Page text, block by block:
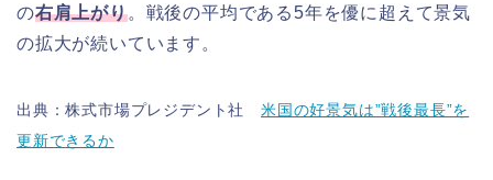
の右肩上がり。戦後の平均である5年を優に超えて景気
の拡大が続いています。
出典：株式市場プレジデント社米国の好景気は”戦後最長”を
更新できるか